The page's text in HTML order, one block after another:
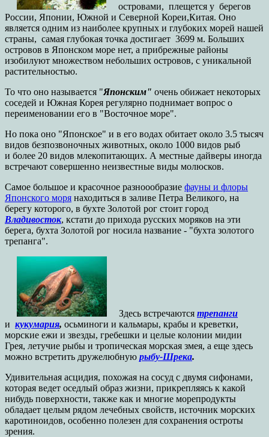
островами, плещется у берегов
России, Японии, Южной и Северной Кореи,Китая. Оно
является одним из наиболее крупных и глубоких морей нашей
страны, самая глубокая точка достигает 3699 м. Больших
островов в Японском море нет, а прибрежные районы
изобилуют множеством небольших островов, с уникальной
растительностью.
То что оно называется "Японским" очень обижает некоторых
соседей и Южная Корея регулярно поднимает вопрос о
переименовании его в "Восточное море".
Но пока оно "Японское" и в его водах обитает около 3.5 тысяч
видов безпозвоночных животных, около 1000 видов рыб
и более 20 видов млекопитающих. А местные дайверы иногда
встречают совершенно неизвестные виды молюсков.
Самое большое и красочное разноообразие фауны и флоры
Японского моря находиться в заливе Петра Великого, на
берегу которого, в бухте Золотой рог стоит город
Владивосток, кстати до прихода русских моряков на эти
берега, бухта Золотой рог носила название - "бухта золотого
трепанга".
Здесь встречаются трепанги
и кукумария, осьминоги и кальмары, крабы и креветки,
морские ежи и звезды, гребешки и целые колонии мидии
Грея, летучие рыбы и тропическая морская змея, а еще здесь
можно встретить дружелюбную рыбу-Шрека.
Удивительная асцидия, похожая на сосуд с двумя сифонами,
которая ведет оседлый образ жизни, прикрепляясь к какой
нибудь поверхности, также как и многие морепродукты
обладает целым рядом лечебных свойств, источник морских
каротиноидов, особенно полезен для сохранения остроты
зрения.